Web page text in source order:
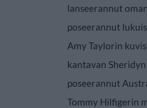
lanseerannut
poseerannut
Amy Taylorin
kantavan
poseerannut
Tommy Hilfigerin